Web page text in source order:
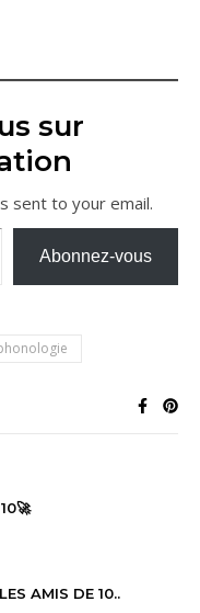
sur
sent to your email.
Abonnez-vous
AMIS DE 10..